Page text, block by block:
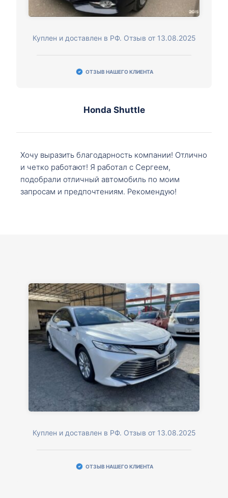
Куплен и доставлен в РФ. Отзыв от 13.08.2025
ОТЗЫВ НАШЕГО КЛИЕНТА
Honda Shuttle
Хочу выразить благодарность компании! Отлично
и четко работают! Я работал с Сергеем,
подобрали отличный автомобиль по моим
запросам и предпочтениям. Рекомендую!
Куплен и доставлен в РФ. Отзыв от 13.08.2025
ОТЗЫВ НАШЕГО КЛИЕНТА